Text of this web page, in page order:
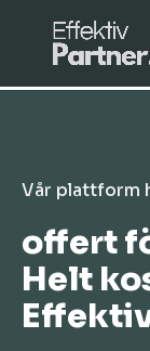
Vår plattform
offert
Helt